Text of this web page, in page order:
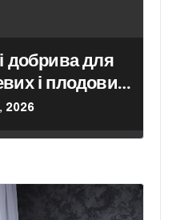
добрива для
і плодових
вибору
2026